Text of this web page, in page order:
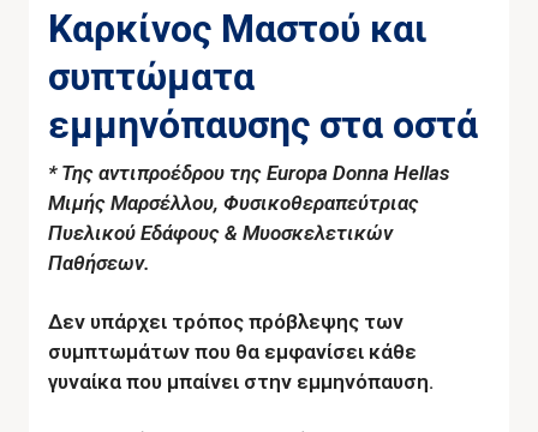
Καρκίνος Μαστού και
συπτώματα
εμμηνόπαυσης στα οστά
* Της αντιπροέδρου της Europa Donna Hellas
Μιμής Μαρσέλλου, Φυσικοθεραπεύτριας
Πυελικού Εδάφους & Μυοσκελετικών
Παθήσεων.
Δεν υπάρχει τρόπος πρόβλεψης των
συμπτωμάτων που θα εμφανίσει κάθε
γυναίκα που μπαίνει στην εμμηνόπαυση.